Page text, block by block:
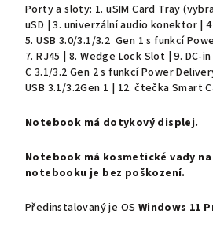
Porty a sloty: 1. uSIM Card Tray
uSD | 3. univerzální audio konektor | 4
5. USB 3.0/3.1/3.2 Gen 1 s funkcí
7. RJ45 | 8. Wedge Lock Slot | 9. DC-
C 3.1/3.2 Gen 2 s funkcí Power
USB 3.1/3.2Gen 1 | 12. čtečka Smart
Notebook má dotykový displej.
Notebook má kosmetické vady
notebooku je bez poškození.
Předinstalovaný je OS Windows 11